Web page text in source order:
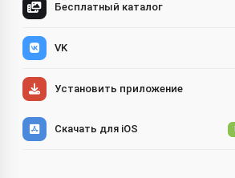
Бесплатный каталог
VK
Установить приложение
Скачать для iOS